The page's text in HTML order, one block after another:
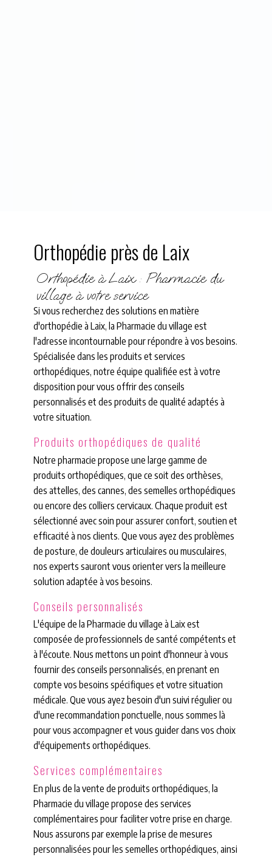
Orthopédie près de Laix
Orthopédie à Laix : Pharmacie du
village à votre service
Si vous recherchez des solutions en matière
d'orthopédie à Laix, la Pharmacie du village est
l'adresse incontournable pour répondre à vos besoins.
Spécialisée dans les produits et services
orthopédiques, notre équipe qualifiée est à votre
disposition pour vous offrir des conseils
personnalisés et des produits de qualité adaptés à
votre situation.
Produits orthopédiques de qualité
Notre pharmacie propose une large gamme de
produits orthopédiques, que ce soit des orthèses,
des attelles, des cannes, des semelles orthopédiques
ou encore des colliers cervicaux. Chaque produit est
sélectionné avec soin pour assurer confort, soutien et
efficacité à nos clients. Que vous ayez des problèmes
de posture, de douleurs articulaires ou musculaires,
nos experts sauront vous orienter vers la meilleure
solution adaptée à vos besoins.
Conseils personnalisés
L'équipe de la Pharmacie du village à Laix est
composée de professionnels de santé compétents et
à l'écoute. Nous mettons un point d'honneur à vous
fournir des conseils personnalisés, en prenant en
compte vos besoins spécifiques et votre situation
médicale. Que vous ayez besoin d'un suivi régulier ou
d'une recommandation ponctuelle, nous sommes là
pour vous accompagner et vous guider dans vos choix
d'équipements orthopédiques.
Services complémentaires
En plus de la vente de produits orthopédiques, la
Pharmacie du village propose des services
complémentaires pour faciliter votre prise en charge.
Nous assurons par exemple la prise de mesures
personnalisées pour les semelles orthopédiques, ainsi